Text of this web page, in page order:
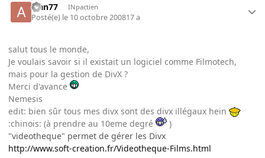
alan77 INpactien
Posté(e) le 10 octobre 200817 a
salut tous le monde,
Je voulais savoir si il existait un logiciel comme Filmotech,
mais pour la gestion de DivX ?
Merci d'avance
Nemesis
edit: bien sûr tous mes divx sont des divx illégaux hein
:chinois: (à prendre au 10eme degré
)
"videotheque" permet de gérer les Divx
http://www.soft-creation.fr/Videotheque-Films.html